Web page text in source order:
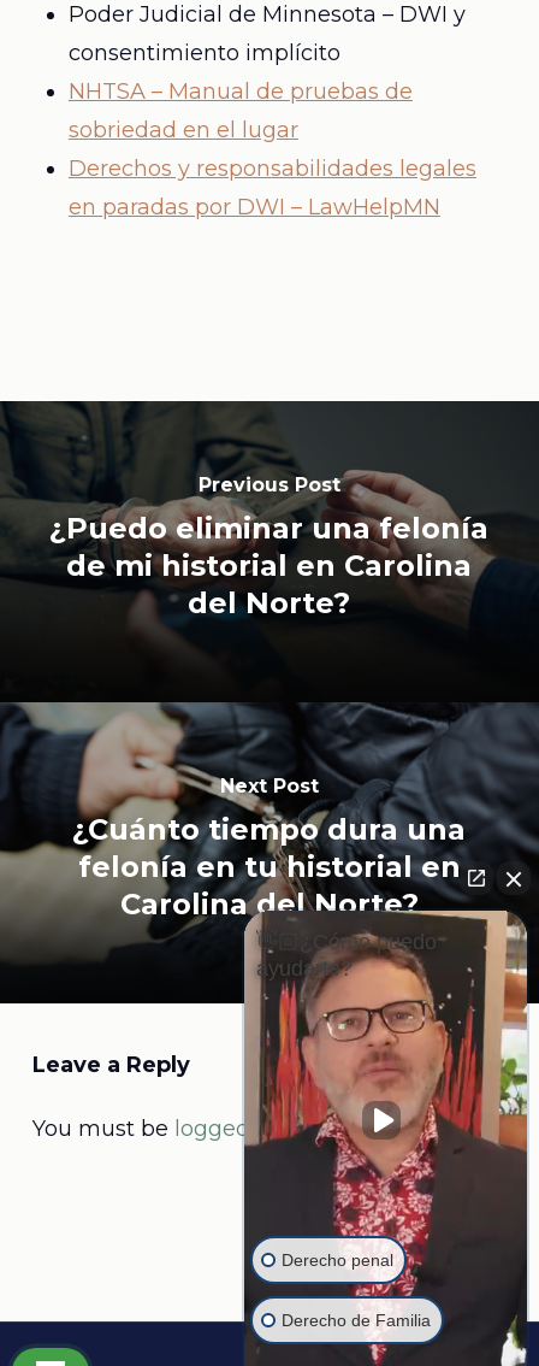
Poder Judicial de Minnesota – DWI y
consentimiento implícito
NHTSA – Manual de pruebas de
sobriedad en el lugar
Derechos y responsabilidades legales
en paradas por DWI – LawHelpMN
Previous Post
¿Puedo eliminar una felonía
de mi historial en Carolina
del Norte?
Next Post
¿Cuánto tiempo dura una
felonía en tu historial en
Carolina del Norte?
Leave a Reply
You must be logged into post a comment.
👋🏼¿Cómo puedo
ayudarte?
Derecho penal
Derecho de Familia